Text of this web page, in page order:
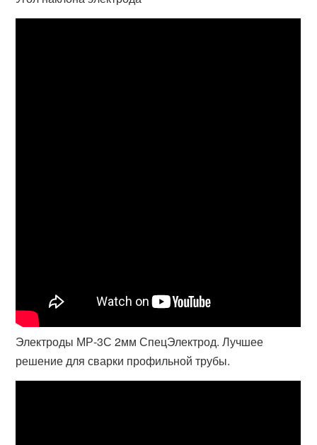
Электроды МР-3С 2мм СпецЭлектрод. Лучшее
решение для сварки профильной трубы.